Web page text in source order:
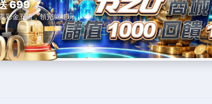
699
彩金五倍，領完就能玩。